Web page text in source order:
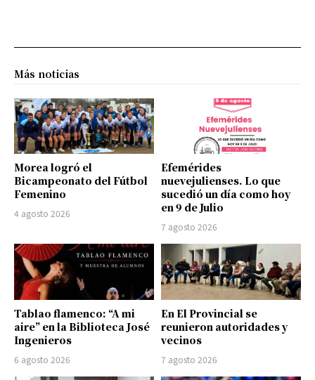
Más noticias
Morea logró el
Bicampeonato del Fútbol
Femenino
4 agosto 2026
Efemérides
nuevejulienses. Lo que
sucedió un día como hoy
en 9 de Julio
7 agosto 2026
Tablao flamenco: “A mi
aire” en la Biblioteca José
Ingenieros
6 agosto 2026
En El Provincial se
reunieron autoridades y
vecinos
7 agosto 2026